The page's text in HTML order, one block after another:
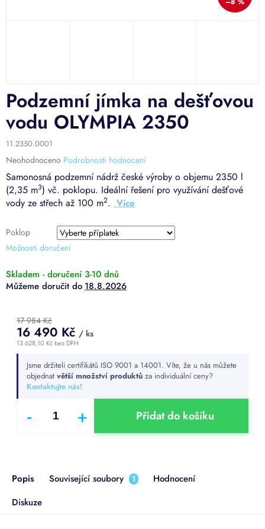
Poklop
Možnosti doručení
Samonosná podzemní nádrž české výroby o objemu 2350 l
(2,35 m3) vč. poklopu. Ideální řešení pro využívání dešťové
vody ze střech až 100 m2.
Podzemní jímka na dešťovou
vodu OLYMPIA 2350
11.2350.0001
Průměrné
hodnocení
produktu
je
0,0
5
hvězdiček.
Neohodnoceno Podrobnosti hodnocení
Skladem - doručení 3-10 dnů
18.8.2026
17 984 Kč
16 490 Kč / ks
13 628,10 Kčbez DPH
cena:Jsme držiteli certifikátů ISO 9001 a 14001. Víte, že u nás můžete
objednat větší množství produktů za individuální ceny?
Kontaktujte nás!
Přidat do košíku
Popis Související soubory 1
Hodnocení
Diskuze